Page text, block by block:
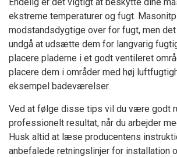
ekstreme temperaturer og fugt.
modstandsdygtige over for fugt, men
undgå at udsætte dem for langvarig
placere pladerne i et godt ventileret
placere dem i områder med høj
eksempel badeværelser.
Ved at følge disse tips vil du være godt
professionelt resultat, når du arbejder
Husk altid at læse producentens
anbefalede retningslinjer for installation